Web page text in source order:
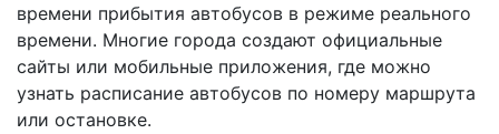
времени прибытия автобусов в режиме реального
времени. Многие города создают официальные
сайты или мобильные приложения, где можно
узнать расписание автобусов по номеру маршрута
или остановке.